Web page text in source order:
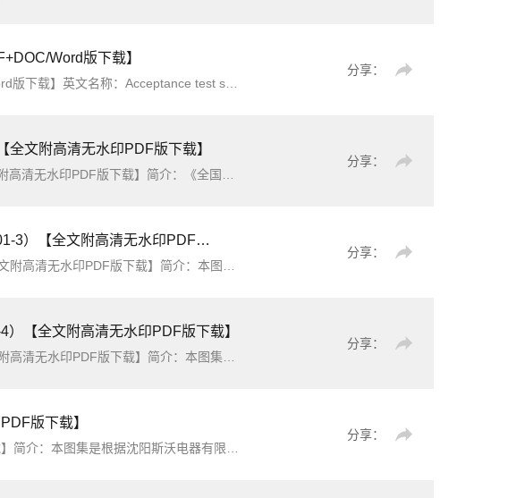
Word版下载】
for distribution automation system简介：为有效指导配电
分享：
文附高清无水印PDF版下载】
分享：
全文附高清无水印PDF版下载】
分享：
【全文附高清无水印PDF版下载】
分享：
版下载】
集是根据沈阳斯沃电器有限公司的GLD系列
分享：